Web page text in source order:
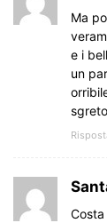
Ma
e i
un